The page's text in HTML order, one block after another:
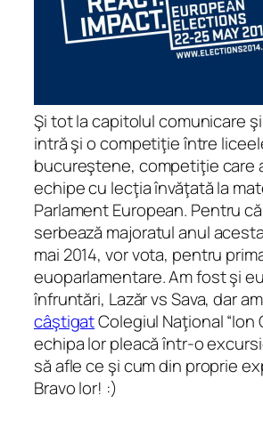
Şi tot la capitolul comunicare
intră şi o competiţie între
bucureştene, competiţie care
echipe cu lecţia învăţată la
Parlament European. Pentru
serbează majoratul anul
mai 2014, vor vota, pentru
euoparlamentare. Am fost şi
înfruntări, Lazăr vs Sava, dar
câştigatColegiul Naţional “Ion
echipa lor pleacă într-o
să afle ce şi cum din proprie
Bravo lor! :)